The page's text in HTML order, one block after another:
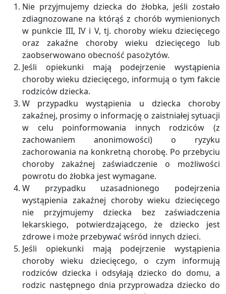
Nie przyjmujemy dziecka do żłobka, jeśli zostało
zdiagnozowane na którąś z chorób wymienionych
w punkcie III, IV i V, tj. choroby wieku dziecięcego
oraz zakaźne choroby wieku dziecięcego lub
zaobserwowano obecność pasożytów.
Jeśli opiekunki mają podejrzenie wystąpienia
choroby wieku dziecięcego, informują o tym fakcie
rodziców dziecka.
W przypadku wystąpienia u dziecka choroby
zakaźnej, prosimy o informację o zaistniałej sytuacji
w celu poinformowania innych rodziców (z
zachowaniem anonimowości) o ryzyku
zachorowania na konkretną chorobę. Po przebyciu
choroby zakaźnej zaświadczenie o możliwości
powrotu do żłobka jest wymagane.
W przypadku uzasadnionego podejrzenia
wystąpienia zakaźnej choroby wieku dziecięcego
nie przyjmujemy dziecka bez zaświadczenia
lekarskiego, potwierdzającego, że dziecko jest
zdrowe i może przebywać wśród innych dzieci.
Jeśli opiekunki mają podejrzenie wystąpienia
choroby wieku dziecięcego, o czym informują
rodziców dziecka i odsyłają dziecko do domu, a
rodzic następnego dnia przyprowadza dziecko do